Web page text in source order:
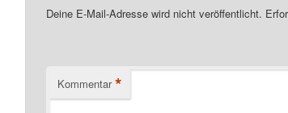
Deine E-Mail-Adresse wird nicht veröffentlicht.
Kommentar *